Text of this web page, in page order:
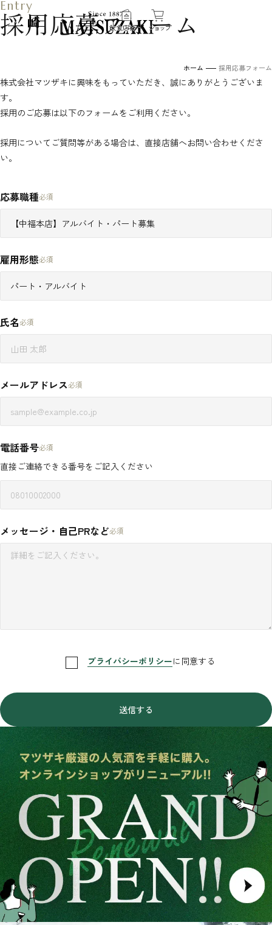
飲食店様へ ショップ
事業
事業
事業
店支援サービス
ザキについて
概要
ザキの歴史
一覧
ザキ 新宿店
ザキ 浦和パルコ店
Bar MATSUZAKI
お問い合わせ
採用応募フォーム
ホーム 採用応募フォーム
株式会社マツザキに興味をもっていただき、誠にありがとうございま
す。
採用のご応募は以下のフォームをご利用ください。
採用についてご質問等がある場合は、直接店舗へお問い合わせくださ
い。
応募職種必須
雇用形態必須
氏名必須
メールアドレス必須
電話番号必須
直接ご連絡できる番号をご記入ください
メッセージ・自己PRなど必須
プライバシーポリシーに同意する